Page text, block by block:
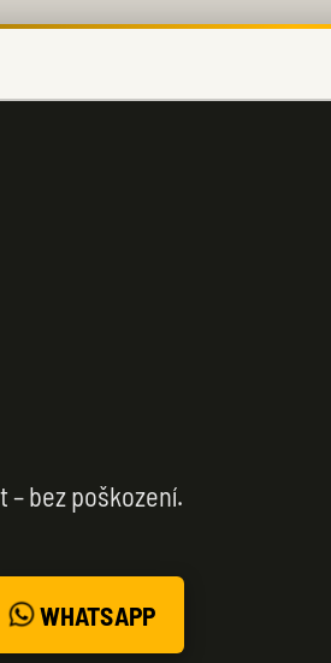
bez poškození.
WHATSAPP